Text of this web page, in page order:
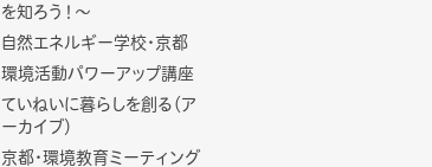
を知ろう！～
自然エネルギー学校・京都
環境活動パワーアップ講座
ていねいに暮らしを創る（ア
ーカイブ）
京都・環境教育ミーティング